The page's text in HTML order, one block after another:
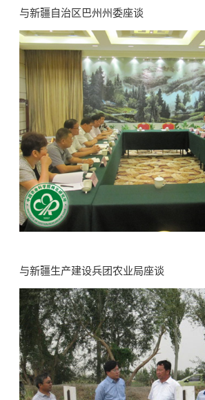
与新疆自治区巴州州委座谈
与新疆生产建设兵团农业局座谈